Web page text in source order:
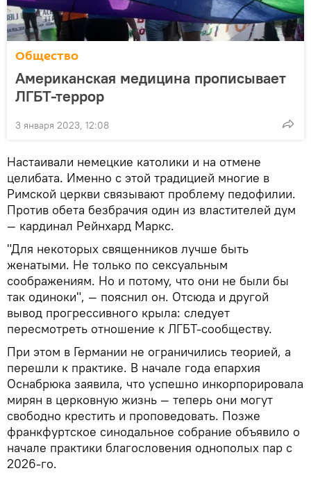
Общество
Американская медицина прописывает
ЛГБТ-террор
3 января 2023, 12:08
Настаивали немецкие католики и на отмене
целибата. Именно с этой традицией многие в
Римской церкви связывают проблему педофилии.
Против обета безбрачия один из властителей дум
— кардинал Рейнхард Маркс.
"Для некоторых священников лучше быть
женатыми. Не только по сексуальным
соображениям. Но и потому, что они не были бы
так одиноки", — пояснил он. Отсюда и другой
вывод прогрессивного крыла: следует
пересмотреть отношение к ЛГБТ-сообществу.
При этом в Германии не ограничились теорией, а
перешли к практике. В начале года епархия
Оснабрюка заявила, что успешно инкорпорировала
мирян в церковную жизнь — теперь они могут
свободно крестить и проповедовать. Позже
франкфуртское синодальное собрание объявило о
начале практики благословения однополых пар с
2026-го.